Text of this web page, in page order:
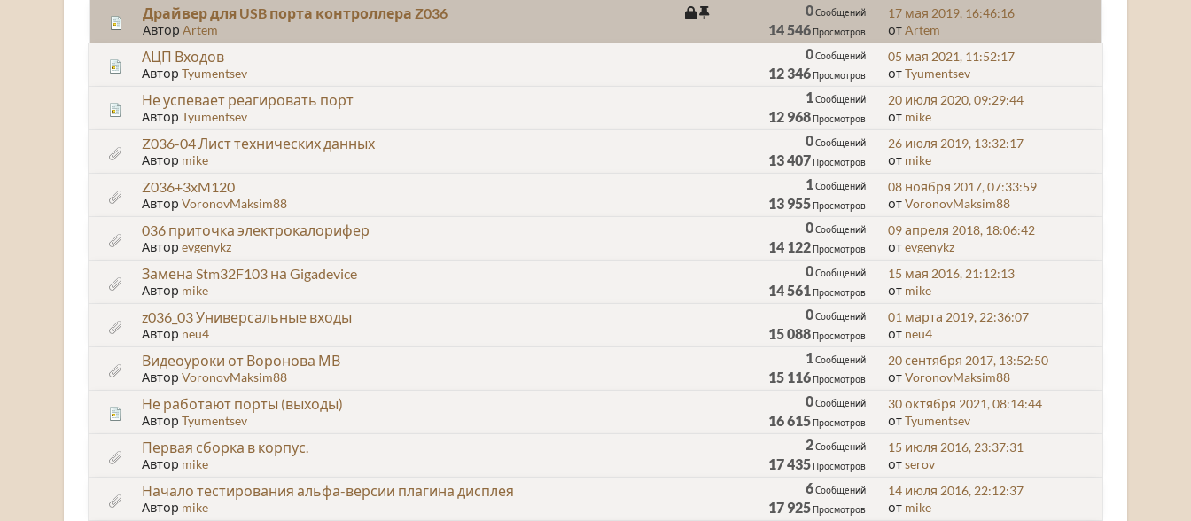
Драйвер для USB порта контроллера Z036
Автор Artem
0Сообщений
14 546Просмотров
17 мая 2019, 16:46:16
отArtem
АЦП Входов
Автор Tyumentsev
0Сообщений
12 346 Просмотров
05 мая 2021, 11:52:17
отTyumentsev
Не успевает реагировать порт
Автор Tyumentsev
1 Сообщений
12 968 Просмотров
20 июля 2020, 09:29:44
от mike
Z036-04 Лист технических данных
Автор mike
0Сообщений
13 407 Просмотров
26 июля 2019, 13:32:17
от mike
Z036+3xM120
Автор VoronovMaksim88
1 Сообщений
13 955 Просмотров
08 ноября 2017, 07:33:59
отVoronovMaksim88
036 приточка электрокалорифер
Автор evgenykz
0Сообщений
14 122 Просмотров
09 апреля 2018, 18:06:42
отevgenykz
Замена Stm32F103 на Gigadevice
Автор mike
0Сообщений
14 561 Просмотров
15 мая 2016, 21:12:13
от mike
z036_03 Универсальные входы
Автор neu4
0Сообщений
15 088 Просмотров
01 марта 2019, 22:36:07
от neu4
Видеоуроки от Воронова МВ
Автор VoronovMaksim88
1 Сообщений
15 116 Просмотров
20 сентября 2017, 13:52:50
отVoronovMaksim88
Не работают порты (выходы)
Автор Tyumentsev
0Сообщений
16 615 Просмотров
30 октября 2021, 08:14:44
отTyumentsev
Первая сборка в корпус.
Автор mike
2Сообщений
17 435 Просмотров
15 июля 2016, 23:37:31
отserov
Начало тестирования альфа-версии плагина дисплея
Автор mike
6Сообщений
17 925 Просмотров
14 июля 2016, 22:12:37
от mike